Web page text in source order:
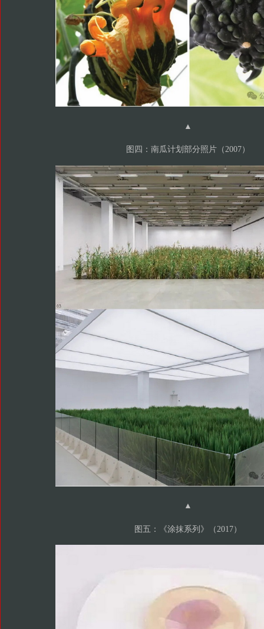
▲
图四：南瓜计划部分照片（2007）
▲
图五：《涂抹系列》（2017）